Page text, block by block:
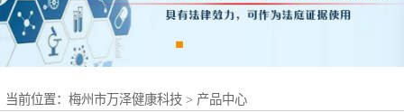
当前位置： 梅州市万泽健康科技 > 产品中心
亲子鉴定
梅州个人隐私亲
子鉴定
梅州个体识别
梅州亲缘关系鉴